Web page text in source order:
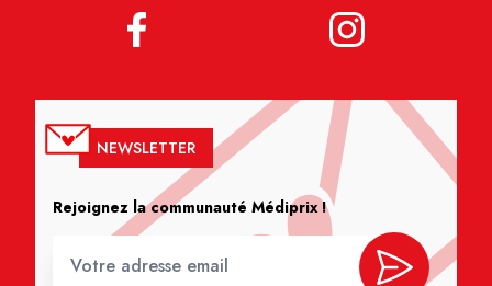
NEWSLETTER
Rejoignez la communauté Médiprix !